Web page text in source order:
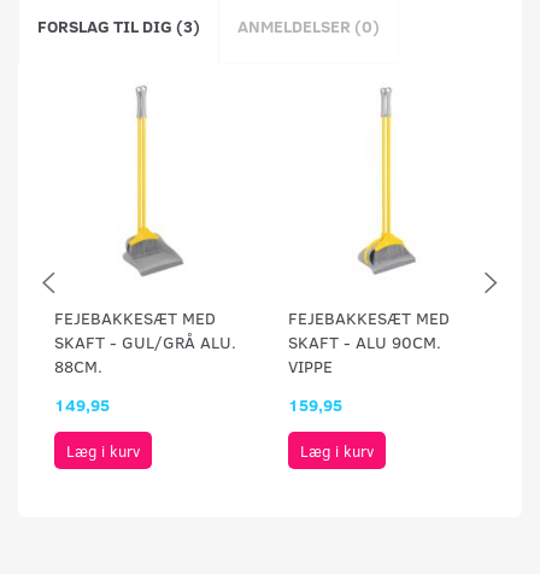
FORSLAG TIL DIG (3) ANMELDELSER (0)
FEJEBAKKESÆT MED
SKAFT - GUL/GRÅ ALU.
88CM.
149,95
Læg i kurv
FEJEBAKKESÆT MED
SKAFT - ALU 90CM.
VIPPE
159,95
Læg i kurv